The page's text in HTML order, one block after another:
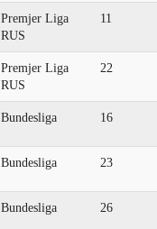
Premjer Liga
RUS
11
Premjer Liga
RUS
22
Bundesliga 16
Bundesliga 23
Bundesliga 26